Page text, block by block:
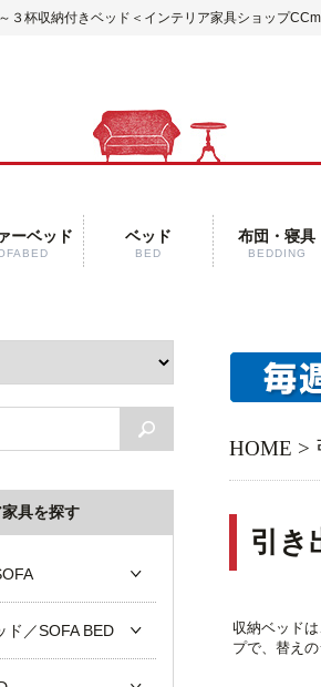
３杯収納付きベッド＜インテリア家具ショップ
ーベッド ベッド
BED
布団・寝具
BEDDING
HOME >
引き
収納ベッド
プで、替え
具を探す
ド／SOFA BED